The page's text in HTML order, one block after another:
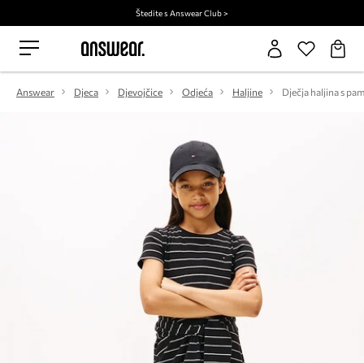
Štedite s Answear Club >
Answear Djeca Djevojčice Odjeća Haljine